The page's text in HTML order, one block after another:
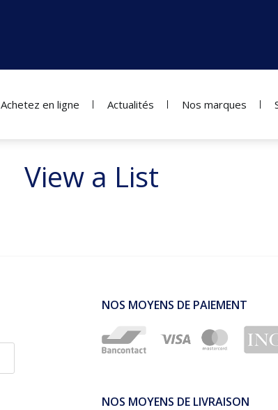
Achetez en ligne Actualités Nos marques
View a List
NOS MOYENS DE PAIEMENT
NOS MOYENS DE LIVRAISON